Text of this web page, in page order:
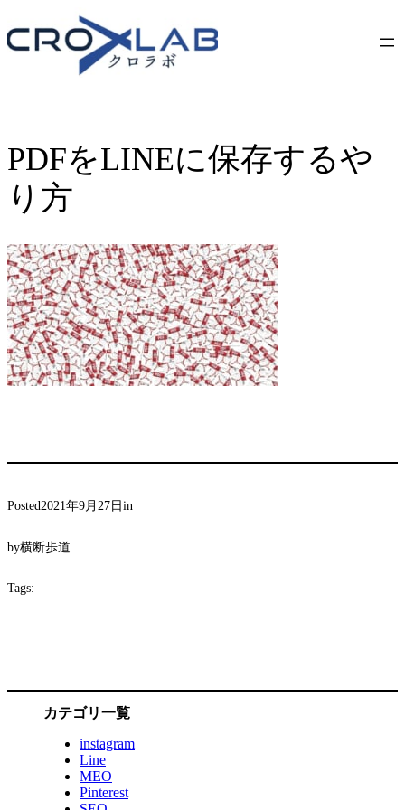
to
content
PDFをLINEに保存するや
り方
Posted2021年9月27日in
by横断歩道
Tags:
カテゴリ一覧
instagram
Line
MEO
Pinterest